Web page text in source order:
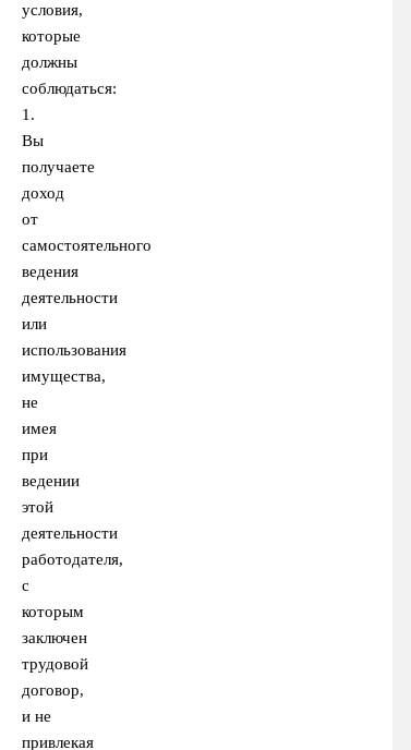
условия,
которые
должны
соблюдаться:
1.
Вы
получаете
доход
от
самостоятельного
ведения
деятельности
или
использования
имущества,
не
имея
при
ведении
этой
деятельности
работодателя,
с
которым
заключен
трудовой
договор,
и не
привлекая